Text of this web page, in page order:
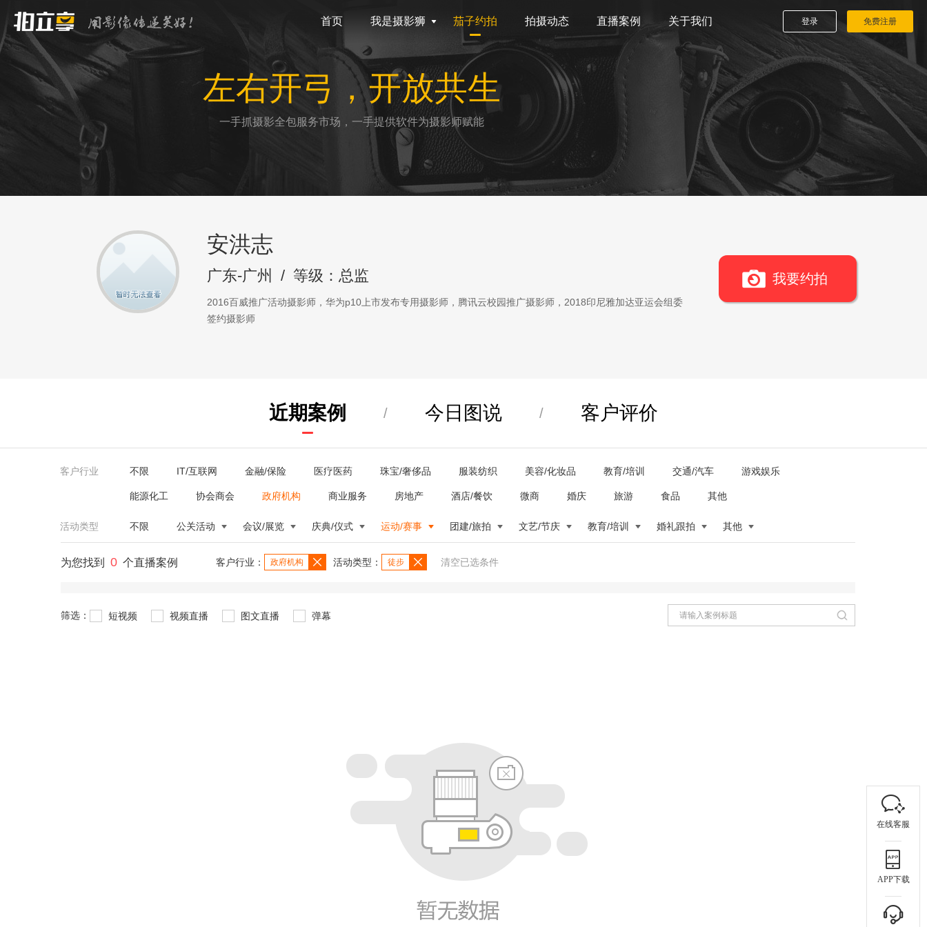
首页 我是摄影狮 茄子约拍 拍摄动态 直播案例 关于我们 登录 免费注册
左右开弓，开放共生
一手抓摄影全包服务市场，一手提供软件为摄影师赋能
安洪志
广东-广州 / 等级：总监
2016百威推广活动摄影师，华为p10上市发布专用摄影师，腾讯云校园推广摄影师，2018印尼雅加达亚运会组委
签约摄影师
我要约拍
近期案例 / 今日图说 / 客户评价
客户行业 不限 IT/互联网 金融/保险 医疗医药 珠宝/奢侈品 服装纺织 美容/化妆品 教育/培训 交通/汽车 游戏娱乐
能源化工 协会商会 政府机构 商业服务 房地产 酒店/餐饮 微商 婚庆 旅游 食品 其他
活动类型 不限 公关活动 会议/展览 庆典/仪式 运动/赛事 团建/旅拍 文艺/节庆 教育/培训 婚礼跟拍 其他
为您找到 0 个直播案例 客户行业： 政府机构 活动类型： 徒步 清空已选条件
筛选： 短视频 视频直播 图文直播 弹幕
在线客服
APP下载